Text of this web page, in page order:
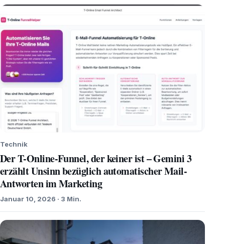
Technik
Der T-Online-Funnel, der keiner ist – Gemini 3
erzählt Unsinn bezüglich automatischer Mail-
Antworten im Marketing
Januar 10, 2026 · 3 Min.